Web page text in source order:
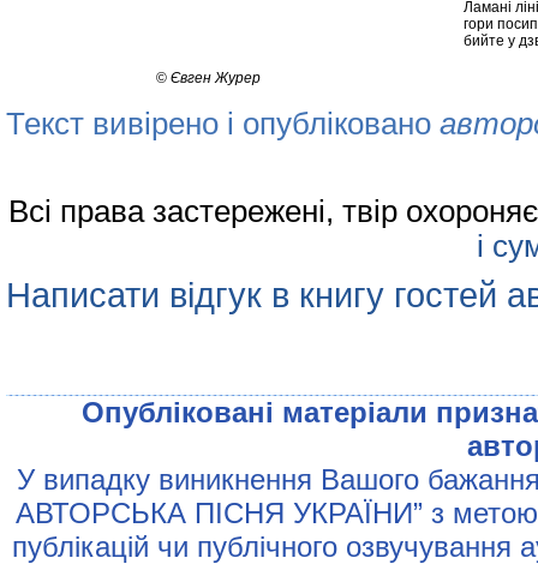
Ламані
гори
бийте у
© Євген Журер
Текст вивірено і опубліковано
Всі права застережені, твір
і
Написати відгук в книгу гостей
Опублiкованi матерiали
У випадку виникнення Вашого
АВТОРСЬКА ПIСНЯ УКРАЇНИ” з метою
публiкацiй чи публiчного